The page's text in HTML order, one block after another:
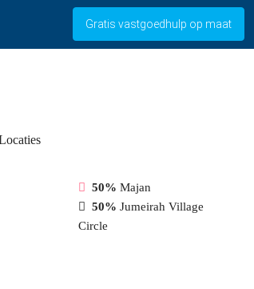
Gratis vastgoedhulp op maat
50% Majan
50% Jumeirah Village
Circle